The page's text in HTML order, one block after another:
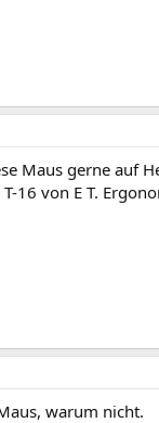
Maus gerne auf
16 von E T.
warum nicht.